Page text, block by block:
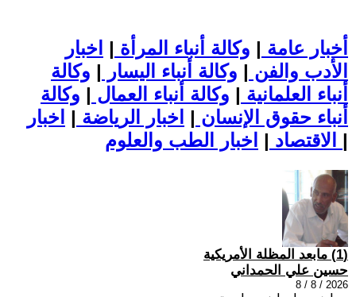
أخبار عامة | وكالة أنباء المرأة | اخبار
الأدب والفن | وكالة أنباء اليسار | وكالة
أنباء العلمانية | وكالة أنباء العمال | وكالة
أنباء حقوق الإنسان | اخبار الرياضة | اخبار
الاقتصاد | |
(1) مابعد المظلة الأمريكية
حسين علي الحمداني
2026 / 8 / 8